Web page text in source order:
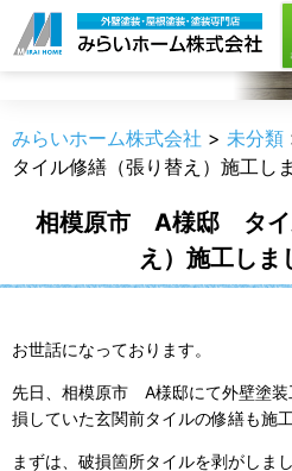
職人のうんちく
みらいホーム株式会社 > 未分類
タイル修繕（張り替え）施工し
相模原市 A様邸 タイ
え）施工しま
お世話になっております。
先日、相模原市 A様邸にて外壁塗装
損していた玄関前タイルの修繕も施
まずは、破損箇所タイルを剥がしま